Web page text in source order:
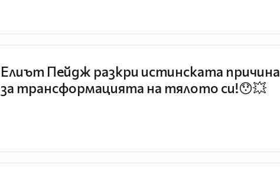
Елиът Пейдж разкри истинската причина
за трансформацията на тялото си!😯💥